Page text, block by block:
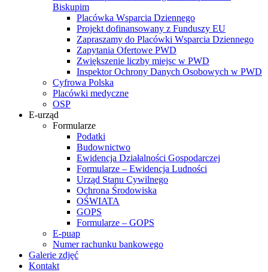
Biskupim
Placówka Wsparcia Dziennego
Projekt dofinansowany z Funduszy EU
Zapraszamy do Placówki Wsparcia Dziennego
Zapytania Ofertowe PWD
Zwiększenie liczby miejsc w PWD
Inspektor Ochrony Danych Osobowych w PWD
Cyfrowa Polska
Placówki medyczne
OSP
E-urząd
Formularze
Podatki
Budownictwo
Ewidencja Działalności Gospodarczej
Formularze – Ewidencja Ludności
Urząd Stanu Cywilnego
Ochrona Środowiska
OŚWIATA
GOPS
Formularze – GOPS
E-puap
Numer rachunku bankowego
Galerie zdjęć
Kontakt